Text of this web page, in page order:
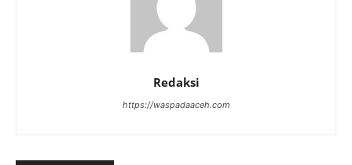
Redaksi
https://waspadaaceh.com